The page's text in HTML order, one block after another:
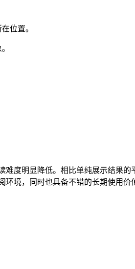
位置。
度明显降低。相比单纯展示结果
环境，同时也具备不错的长期使用价